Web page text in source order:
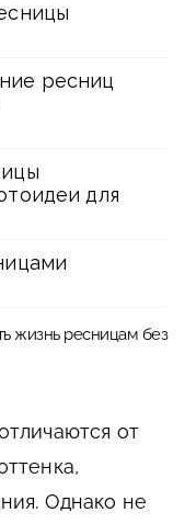
ресниц
для
жизнь ресницам без
от
Однако не